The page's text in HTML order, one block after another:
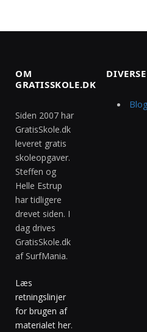
OM
GRATISSKOLE.DK
Siden 2007 har
GratisSkole.dk
leveret gratis
skoleopgaver.
Steffen og
Helle Estrup
har tidligere
drevet siden. I
dag drives
GratisSkole.dk
af SurfMania.
Læs
retningslinjer
for brugen af
materialet her.
DIVERSE